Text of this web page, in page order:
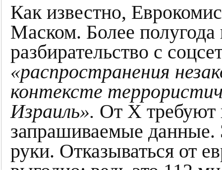
Как известно,
Маском. Более полугода
разбирательство с
«распространения
контексте
Израиль». От X требуют
запрашиваемые
руки. Отказываться от